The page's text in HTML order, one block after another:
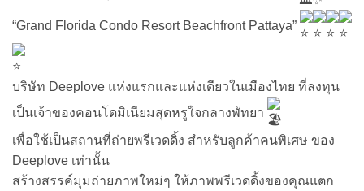
“Grand Florida Condo Resort Beachfront Pattaya”
บริษัท Deeplove แห่งแรกและแห่งเดียวในเมืองไทย ที่ลงทุน
เป็นเจ้าของคอนโดมิเนียมสุดหรูใจกลางพัทยา
เพื่อใช้เป็นสถานที่ถ่ายพรีเวดดิ้ง สำหรับลูกค้าคนพิเศษ ของ
Deeplove เท่านั้น
สร้างสรรค์มุมถ่ายภาพใหม่ๆ ให้ภาพพรีเวดดิ้งของคุณแตก